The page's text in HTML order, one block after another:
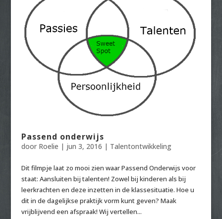
Passend onderwijs
door Roelie | jun 3, 2016 | Talentontwikkeling
Dit filmpje laat zo mooi zien waar Passend Onderwijs voor
staat: Aansluiten bij talenten! Zowel bij kinderen als bij
leerkrachten en deze inzetten in de klassesituatie. Hoe u
dit in de dagelijkse praktijk vorm kunt geven? Maak
vrijblijvend een afspraak! Wij vertellen...